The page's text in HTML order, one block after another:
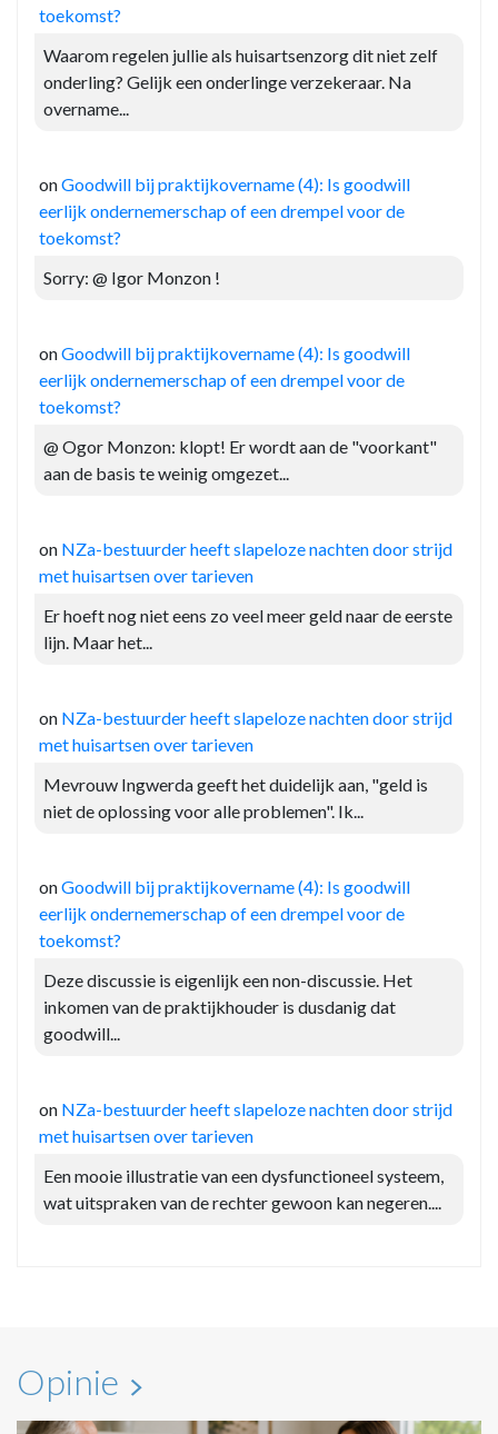
toekomst?
Waarom regelen jullie als huisartsenzorg dit niet zelf
onderling? Gelijk een onderlinge verzekeraar. Na
overname...
onGoodwill bij praktijkovername (4): Is goodwill
eerlijk ondernemerschap of een drempel voor de
toekomst?
Sorry: @ Igor Monzon !
onGoodwill bij praktijkovername (4): Is goodwill
eerlijk ondernemerschap of een drempel voor de
toekomst?
@ Ogor Monzon: klopt! Er wordt aan de "voorkant"
aan de basis te weinig omgezet...
on NZa-bestuurder heeft slapeloze nachten door strijd
met huisartsen over tarieven
Er hoeft nog niet eens zo veel meer geld naar de eerste
lijn. Maar het...
on NZa-bestuurder heeft slapeloze nachten door strijd
met huisartsen over tarieven
Mevrouw Ingwerda geeft het duidelijk aan, "geld is
niet de oplossing voor alle problemen". Ik...
onGoodwill bij praktijkovername (4): Is goodwill
eerlijk ondernemerschap of een drempel voor de
toekomst?
Deze discussie is eigenlijk een non-discussie. Het
inkomen van de praktijkhouder is dusdanig dat
goodwill...
on NZa-bestuurder heeft slapeloze nachten door strijd
met huisartsen over tarieven
Een mooie illustratie van een dysfunctioneel systeem,
wat uitspraken van de rechter gewoon kan negeren....
Opinie